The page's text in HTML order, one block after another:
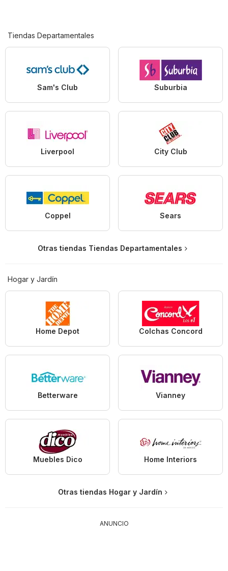
Tiendas Departamentales
Sam's Club Suburbia
Liverpool City Club
Coppel Sears
Otras tiendas Tiendas Departamentales
Hogar y Jardín
Home Depot Colchas Concord
Betterware Vianney
Muebles Dico Home Interiors
Otras tiendas Hogar y Jardín
ANUNCIO